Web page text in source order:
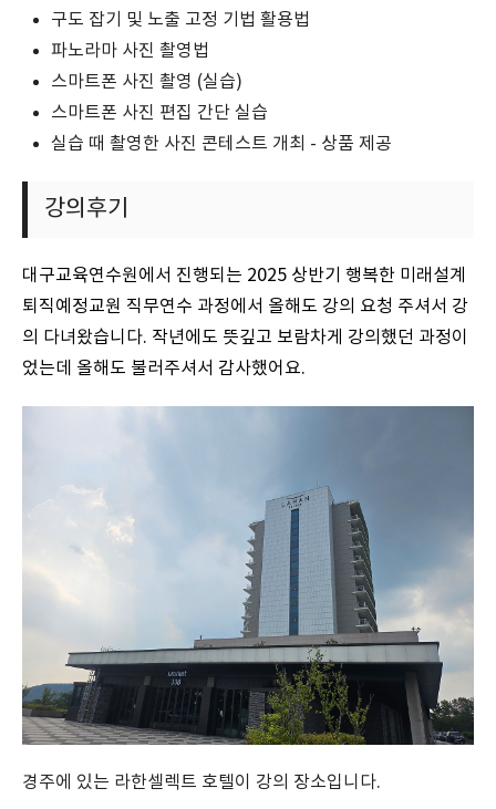
구도 잡기 및 노출 고정 기법 활용법
파노라마 사진 촬영법
스마트폰 사진 촬영 (실습)
스마트폰 사진 편집 간단 실습
실습 때 촬영한 사진 콘테스트 개최 - 상품 제공
강의후기
대구교육연수원에서 진행되는 2025 상반기 행복한 미래설계
퇴직예정교원 직무연수 과정에서 올해도 강의 요청 주셔서 강
의 다녀왔습니다. 작년에도 뜻깊고 보람차게 강의했던 과정이
었는데 올해도 불러주셔서 감사했어요.
경주에 있는 라한셀렉트 호텔이 강의 장소입니다.